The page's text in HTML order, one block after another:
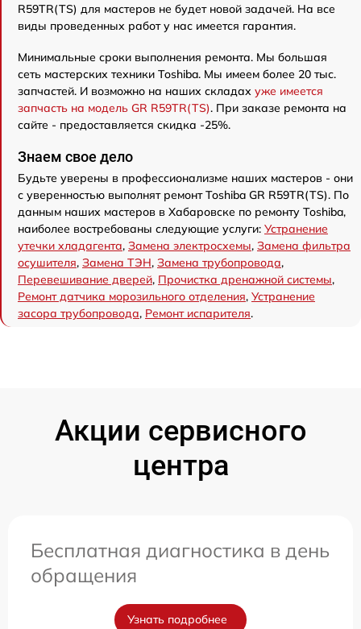
R59TR(TS) для мастеров не будет новой задачей. На все
виды проведенных работ у нас имеется гарантия.
Минимальные сроки выполнения ремонта. Мы большая
сеть мастерских техники Toshiba. Мы имеем более 20 тыс.
запчастей. И возможно на наших складах уже имеется
запчасть на модель GR R59TR(TS). При заказе ремонта на
сайте - предоставляется скидка -25%.
Знаем свое дело
Будьте уверены в профессионализме наших мастеров - они
с уверенностью выполнят ремонт Toshiba GR R59TR(TS). По
данным наших мастеров в Хабаровске по ремонту Toshiba,
наиболее востребованы следующие услуги: Устранение
утечки хладагента, Замена электросхемы, Замена фильтра
осушителя, Замена ТЭН, Замена трубопровода,
Перевешивание дверей, Прочистка дренажной системы,
Ремонт датчика морозильного отделения, Устранение
засора трубопровода, Ремонт испарителя.
Акции сервисного
центра
Бесплатная диагностика в день
обращения
Узнать подробнее